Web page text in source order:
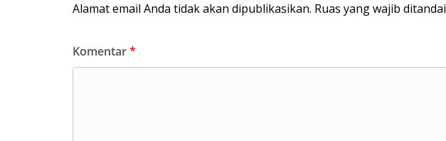
Alamat email Anda tidak akan dipublikasikan. Ruas yang wajib ditandai
Komentar*